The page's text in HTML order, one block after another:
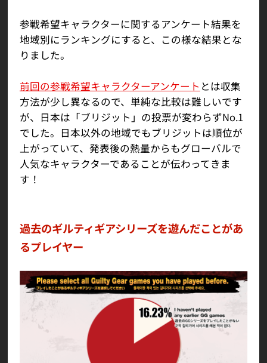
参戦希望キャラクターに関するアンケート結果を
地域別にランキングにすると、この様な結果とな
りました。
前回の参戦希望キャラクターアンケート とは収集
方法が少し異なるので、単純な比較は難しいです
が、日本は「ブリジット」の投票が変わらずNo.1
でした。日本以外の地域でもブリジットは順位が
上がっていて、発表後の熱量からもグローバルで
人気なキャラクターであることが伝わってきま
す！
過去のギルティギアシリーズを遊んだことがあ
るプレイヤー